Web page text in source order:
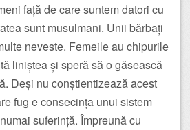
față de care suntem datori cu
sunt musulmani. Unii bărbați
neveste. Femeile au chipurile
liniștea și speră să o găsească
Deși nu conștientizează acest
fug e consecința unui sistem
suferință. Împreună cu